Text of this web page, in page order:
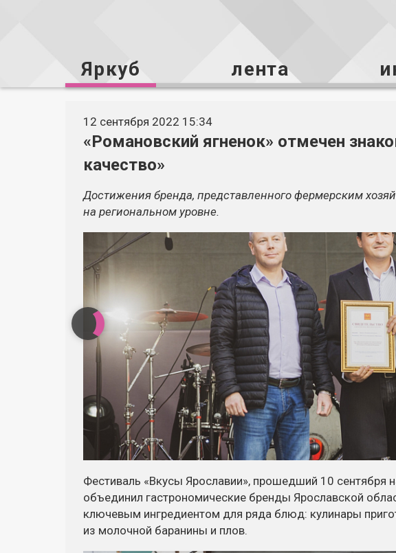
Яркуб лента
12 сентября 2022 15:34
«Романовский ягненок» отмечен
качество»
Достижения бренда, представленного фермерским
на региональном уровне.
Фестиваль «Вкусы Ярославии», прошедший 10 сентября
объединил гастрономические бренды Ярославской
ключевым ингредиентом для ряда блюд: кулинары
из молочной баранины и плов.